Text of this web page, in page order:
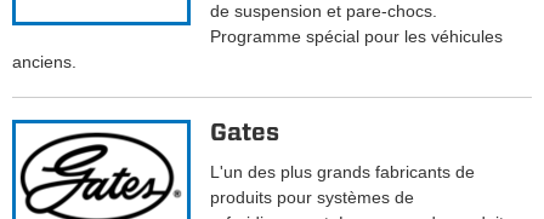
de suspension et pare-chocs.
Programme spécial pour les véhicules
anciens.
Gates
L'un des plus grands fabricants de
produits pour systèmes de